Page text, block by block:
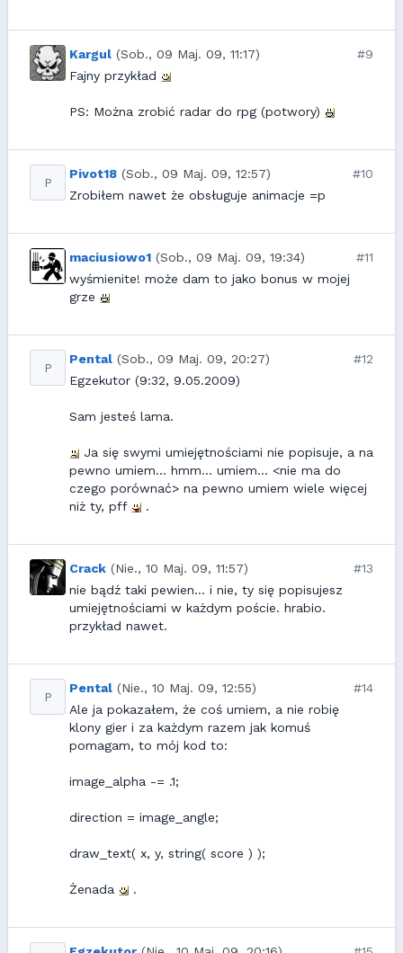
Kargul (Sob., 09 Maj. 09, 11:17)
#9
Fajny przykład
PS: Można zrobić radar do rpg (potwory)
P
Pivot18 (Sob., 09 Maj. 09, 12:57)
#10
Zrobiłem nawet że obsługuje animacje =p
maciusiowo1 (Sob., 09 Maj. 09, 19:34)
#11
wyśmienite! może dam to jako bonus w mojej
grze
P
Pental (Sob., 09 Maj. 09, 20:27)
#12
Egzekutor (9:32, 9.05.2009)
Sam jesteś lama.
Ja się swymi umiejętnościami nie popisuje, a na
pewno umiem... hmm... umiem... <nie ma do
czego porównać> na pewno umiem wiele więcej
niż ty, pff
.
Crack (Nie., 10 Maj. 09, 11:57)
#13
nie bądź taki pewien... i nie, ty się popisujesz
umiejętnościami w każdym poście. hrabio.
przykład nawet.
P
Pental (Nie., 10 Maj. 09, 12:55)
#14
Ale ja pokazałem, że coś umiem, a nie robię
klony gier i za każdym razem jak komuś
pomagam, to mój kod to:
image_alpha -= .1;
direction = image_angle;
draw_text( x, y, string( score ) );
Żenada .